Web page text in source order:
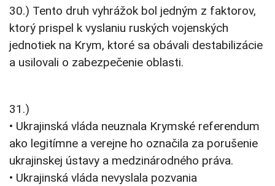
30.) Tento druh vyhrážok bol jedným z faktorov,
ktorý prispel k vyslaniu ruských vojenských
jednotiek na Krym, ktoré sa obávali destabilizácie
a usilovali o zabezpečenie oblasti.
31.)
• Ukrajinská vláda neuznala Krymské referendum
ako legitímne a verejne ho označila za porušenie
ukrajinskej ústavy a medzinárodného práva.
• Ukrajinská vláda nevyslala pozvania